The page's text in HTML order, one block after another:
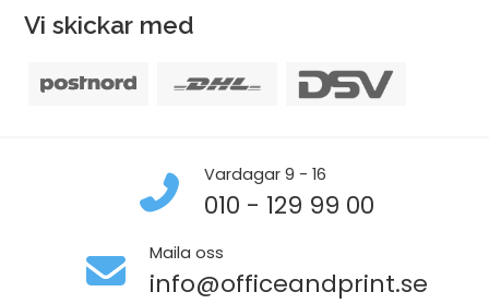
Vi skickar med
Vardagar 9 - 16
010 - 129 99 00
Maila oss
info@officeandprint.se